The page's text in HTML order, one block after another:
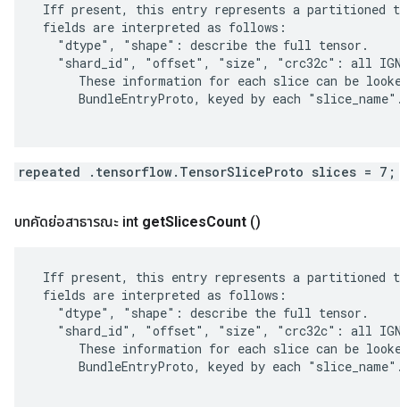
Iff present, this entry represents a partitioned
fields are interpreted as follows:
   "dtype", "shape": describe the full tensor.
"shard_id", "offset", "size", "crc32c": all
These information for each slice can be
BundleEntryProto, keyed by each
repeated .tensorflow.TensorSliceProto slices = 7;
บทคัดย่อสาธารณะ int getSlicesCount ()
Iff present, this entry represents a partitioned
fields are interpreted as follows:
   "dtype", "shape": describe the full tensor.
"shard_id", "offset", "size", "crc32c": all
These information for each slice can be
BundleEntryProto, keyed by each